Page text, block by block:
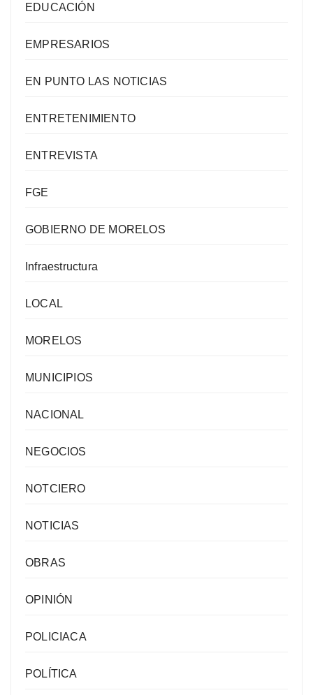
EDUCACIÓN
EMPRESARIOS
EN PUNTO LAS NOTICIAS
ENTRETENIMIENTO
ENTREVISTA
FGE
GOBIERNO DE MORELOS
Infraestructura
LOCAL
MORELOS
MUNICIPIOS
NACIONAL
NEGOCIOS
NOTCIERO
NOTICIAS
OBRAS
OPINIÓN
POLICIACA
POLÍTICA